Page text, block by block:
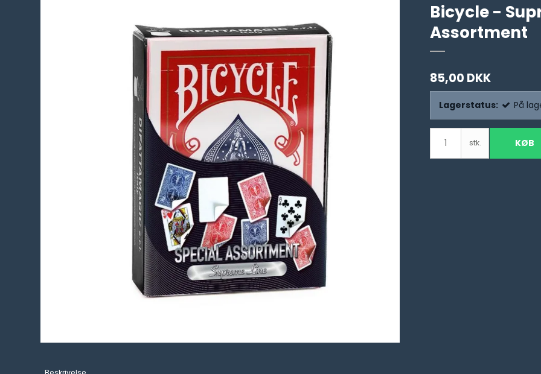
Bicycle -
Assortment
85,00 DKK
Lagerstatus: På
stk. KØB